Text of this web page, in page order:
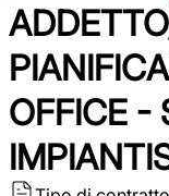
OFFICE -